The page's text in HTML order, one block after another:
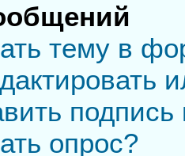
тему в
опрос?